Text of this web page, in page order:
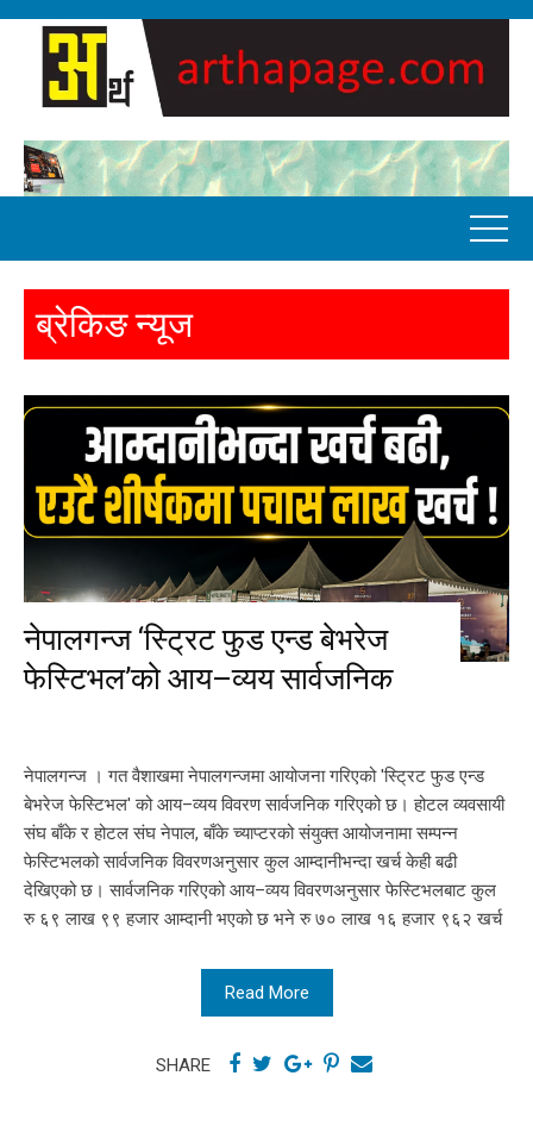
ब्रेकिङ न्यूज
नेपालगन्ज ‘स्ट्रिट फुड एन्ड बेभरेज
फेस्टिभल’को आय–व्यय सार्वजनिक
नेपालगन्ज । गत वैशाखमा नेपालगन्जमा आयोजना गरिएको 'स्ट्रिट फुड एन्ड
बेभरेज फेस्टिभल' को आय–व्यय विवरण सार्वजनिक गरिएको छ। होटल व्यवसायी
संघ बाँके र होटल संघ नेपाल, बाँके च्याप्टरको संयुक्त आयोजनामा सम्पन्न
फेस्टिभलको सार्वजनिक विवरणअनुसार कुल आम्दानीभन्दा खर्च केही बढी
देखिएको छ। सार्वजनिक गरिएको आय–व्यय विवरणअनुसार फेस्टिभलबाट कुल
रु ६९ लाख ९९ हजार आम्दानी भएको छ भने रु ७० लाख १६ हजार ९६२ खर्च
Read More
SHARE